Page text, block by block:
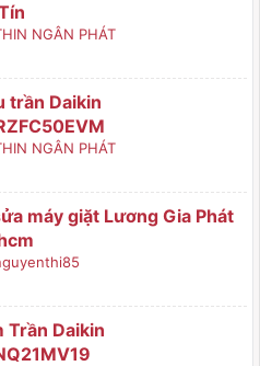
NGÂN PHÁT
trần Daikin
NGÂN PHÁT
máy giặt Lương Gia Phát
Trần Daikin